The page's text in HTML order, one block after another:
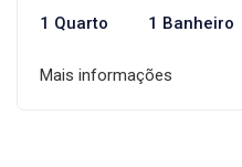
1 Quarto 1 Banheiro
Mais informações